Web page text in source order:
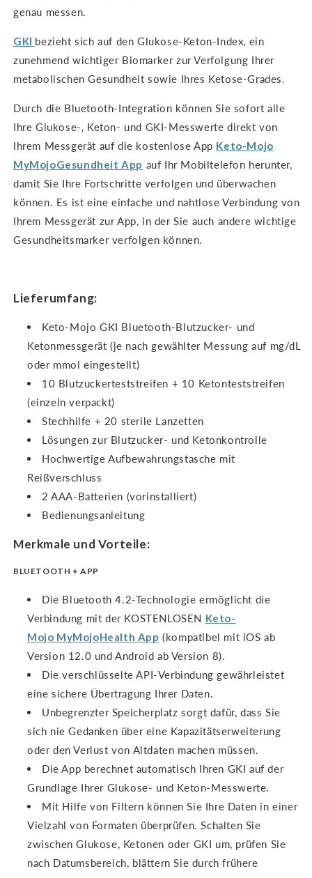
genau messen.
GKI bezieht sich auf den Glukose-Keton-Index, ein
zunehmend wichtiger Biomarker zur Verfolgung Ihrer
metabolischen Gesundheit sowie Ihres Ketose-Grades.
Durch die Bluetooth-Integration können Sie sofort alle
Ihre Glukose-, Keton- und GKI-Messwerte direkt von
Ihrem Messgerät auf die kostenlose App Keto-Mojo
MyMojoGesundheitApp auf Ihr Mobiltelefon herunter,
damit Sie Ihre Fortschritte verfolgen und überwachen
können. Es ist eine einfache und nahtlose Verbindung von
Ihrem Messgerät zur App, in der Sie auch andere wichtige
Gesundheitsmarker verfolgen können.
Lieferumfang:
Keto-Mojo GKI Bluetooth-Blutzucker- und
Ketonmessgerät (je nach gewählter Messung auf mg/dL
oder mmol eingestellt)
10 Blutzuckerteststreifen + 10 Ketonteststreifen
(einzeln verpackt)
Stechhilfe + 20 sterile Lanzetten
Lösungen zur Blutzucker- und Ketonkontrolle
Hochwertige Aufbewahrungstasche mit
Reißverschluss
2 AAA-Batterien (vorinstalliert)
Bedienungsanleitung
Merkmale und Vorteile:
BLUETOOTH + APP
Die Bluetooth 4.2-Technologie ermöglicht die
Verbindung mit der KOSTENLOSEN Keto-
Mojo MyMojoHealth App (kompatibel mit iOS ab
Version 12.0 und Android ab Version 8).
Die verschlüsselte API-Verbindung gewährleistet
eine sichere Übertragung Ihrer Daten.
Unbegrenzter Speicherplatz sorgt dafür, dass Sie
sich nie Gedanken über eine Kapazitätserweiterung
oder den Verlust von Altdaten machen müssen.
Die App berechnet automatisch Ihren GKI auf der
Grundlage Ihrer Glukose- und Keton-Messwerte.
Mit Hilfe von Filtern können Sie Ihre Daten in einer
Vielzahl von Formaten überprüfen. Schalten Sie
zwischen Glukose, Ketonen oder GKI um, prüfen Sie
nach Datumsbereich, blättern Sie durch frühere